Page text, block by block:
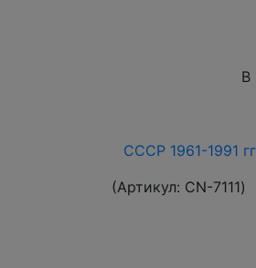
В
СССР 1961-1991
(Артикул: СN-7111)